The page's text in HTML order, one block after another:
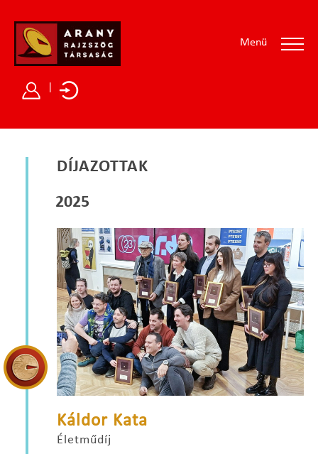
Menü
DÍJAZOTTAK
Káldor Kata
Életműdíj
2025